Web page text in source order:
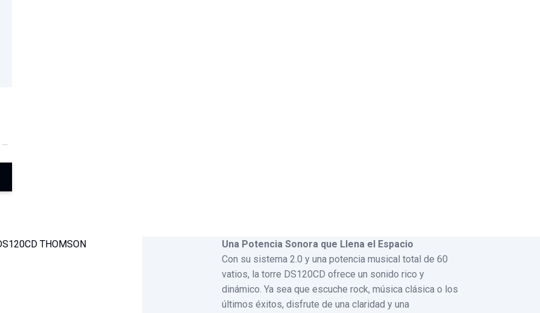
Una Potencia Sonora que Llena el Espacio
Con su sistema 2.0 y una potencia musical total de 60
vatios, la torre DS120CD ofrece un sonido rico y
dinámico. Ya sea que escuche rock, música clásica o los
últimos éxitos, disfrute de una claridad y una